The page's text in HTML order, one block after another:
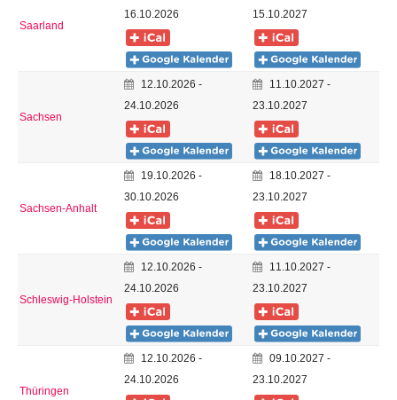
Saarland
16.10.2026
15.10.2027
Sachsen
12.10.2026 -
24.10.2026
11.10.2027 -
23.10.2027
Sachsen-Anhalt
19.10.2026 -
30.10.2026
18.10.2027 -
23.10.2027
Schleswig-Holstein
12.10.2026 -
24.10.2026
11.10.2027 -
23.10.2027
Thüringen
12.10.2026 -
24.10.2026
09.10.2027 -
23.10.2027